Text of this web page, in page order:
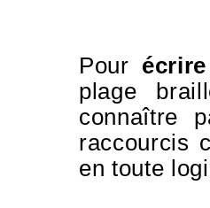
Pour
plage
connaître
raccourcis
en toute